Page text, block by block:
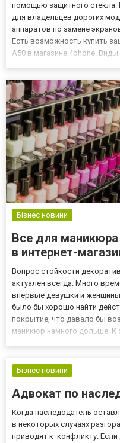
помощью защитного стекла.
для владельцев дорогих
аппаратов по замене
Есть возможность купить
A50 в магазине 4phone.
использовалось для...
Бізнес новини
Все для маникюра
в интернет-
Вопрос стойкости
актуален всегда. Много
впервые девушки и
было бы хорошо найти
покрытие, что давало бы
маникюр намного дольше. К
манят идеал...
Бізнес новини
Адвокат по
Когда наследодатель
в некоторых случаях
приводят к конфликту.